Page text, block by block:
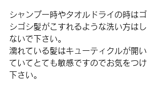
シャンプー時やタオルドライの時はゴ
シゴシ髪がこすれるような洗い方はし
ないで下さい。
濡れている髪はキューティクルが開い
ていてとても敏感ですのでお気をつけ
下さい。